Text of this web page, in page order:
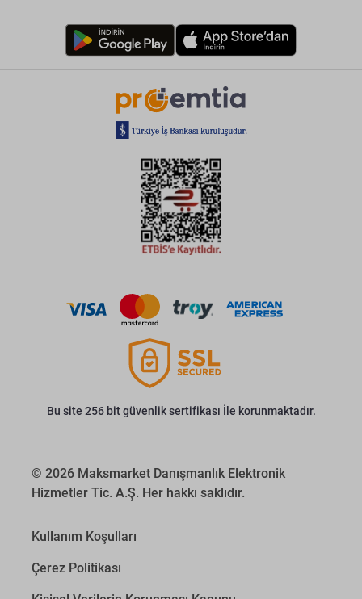
Bu site 256 bit güvenlik sertifikası İle korunmaktadır.
© 2026 Maksmarket Danışmanlık Elektronik
Hizmetler Tic. A.Ş. Her hakkı saklıdır.
Kullanım Koşulları
Çerez Politikası